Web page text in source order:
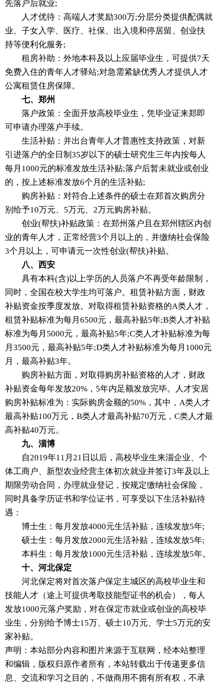
先落户后就业;
人才优待：高端人才奖励300万;分层分类提供配偶就
业、子女入学、医疗、社保、出入境和停居留、创业扶
持等便利化服务;
租房补助：外地本科及以上应届毕业生，可提供7天
免费入住的青年人才驿站;对急需紧缺优秀人才提供人才
公寓租赁住房保障。
七、郑州
落户政策：全面开放高校毕业生，凭毕业证来郑即
可申请办理落户手续。
生活补贴：并出台青年人才普惠性支持政策，对新
引进落户的全日制35岁以下的硕士研究生三年内按每人
每月1000元的标准发放生活补贴;落户后暂未就业或创业
的，按上述标准发放6个月的生活补贴;
购房补贴：对符合上述条件的硕士在郑首次购房分
别给予10万元、5万元、2万元购房补贴。
创业(帮扶)补贴政策：在郑州落户且在郑州辖区内创
业的青年人才，正常经营3个月以上的，并缴纳社会保险
3个月以上，可申请元一次性创业(帮扶)补贴。
八、西安
具有本科(含)以上学历的人员落户不再受年龄限制，
同时，全国在校大学生均可落户。租赁补贴方面，财政
补贴资金按季度发放。对取得租赁补贴资格的A类人才，
租赁补贴标准为每月6500元，最高补贴5年;B类人才补贴
标准为每月5000元，最高补贴5年;C类人才补贴标准为每
月3500元，最高补贴5年;D类人才补贴标准为每月1000元
月，最高补贴3年。
购房补贴方面，对取得购房补贴资格的人才，财政
补贴资金每年发放20%，5年内足额发放完毕。人才安居
购房补贴标准为：实际购房金额的50%，其中，A类人才
最高补贴100万元，B类人才最高补贴70万元，C类人才最
高补贴40万元。
九、淄博
自2019年11月21日以后，高校毕业生来淄企业、个
体工商户、新型农业经营主体初次就业并签订3年及以上
期限劳动合同，办理就业登记，按规定缴纳社会保险，
同时具备学历证书和学位证书，可享受以下生活补贴待
遇：
博士生：每月发放4000元生活补贴，连续发放5年;
硕士生：每月发放2000元生活补贴，连续发放5年;
本科生：每月发放1000元生活补贴，连续发放5年。
十、河北保定
河北保定将对首次落户保定主城区的高校毕业生和
技能人才（途上可提供考取技能型证书的机会），每人
发放1000元落户奖励，对在保定市就业或创业的高校毕
业生，分别给予博士15万、硕士10万元、学士5万元的安
家补贴。
声明：本站部分内容和图片来源于互联网，经本站整理
和编辑，版权归原作者所有，本站转载出于传递更多信
息、交流和学习之目的，不做商用不拥有所有权，不承